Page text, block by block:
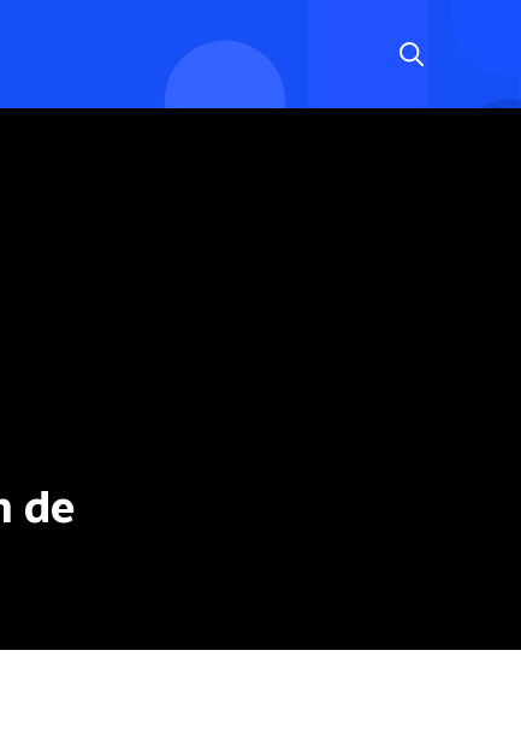
de